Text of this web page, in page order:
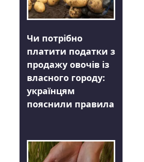
Чи потрібно
платити податки з
продажу овочів із
власного городу:
українцям
пояснили правила